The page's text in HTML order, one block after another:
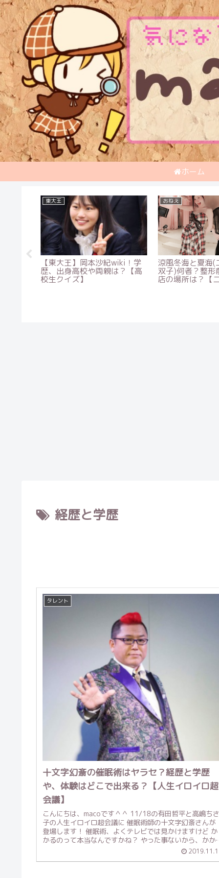
ホーム
おもしろ一般人
【最新】タサン志麻の家事代
行の依頼方法！金額・時間・
予約状況は？【沸騰ワード
アナウンサー
河出奈都美の昔
まとめ！日本舞
代が可愛い【深
経歴と学歴
タレント
十文字幻斎の催眠術はヤラセ？経歴と学歴
や、体験はどこで出来る？【人生イロイロ超
会議】
こんにちは、macoです＾＾ 11/18の有田哲平と高嶋ちさ
子の人生イロイロ超会議に 催眠術師の十文字幻斎さんが
登場します！ 催眠術、よくテレビでは見かけますけど か
かるのって本当なんですかね？ やった事ないから、かか